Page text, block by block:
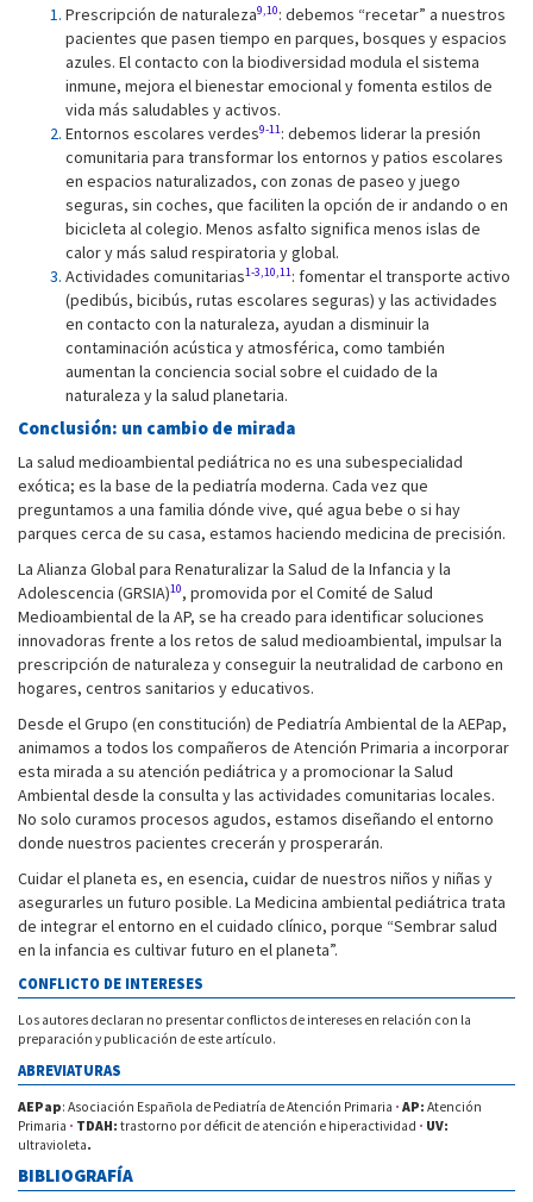
Prescripción de naturaleza9,10: debemos “recetar” a nuestros
pacientes que pasen tiempo en parques, bosques y espacios
azules. El contacto con la biodiversidad modula el sistema
inmune, mejora el bienestar emocional y fomenta estilos de
vida más saludables y activos.
Entornos escolares verdes9-11: debemos liderar la presión
comunitaria para transformar los entornos y patios escolares
en espacios naturalizados, con zonas de paseo y juego
seguras, sin coches, que faciliten la opción de ir andando o en
bicicleta al colegio. Menos asfalto significa menos islas de
calor y más salud respiratoria y global.
Actividades comunitarias1-3,10,11: fomentar el transporte activo
(pedibús, bicibús, rutas escolares seguras) y las actividades
en contacto con la naturaleza, ayudan a disminuir la
contaminación acústica y atmosférica, como también
aumentan la conciencia social sobre el cuidado de la
naturaleza y la salud planetaria.
Conclusión: un cambio de mirada
La salud medioambiental pediátrica no es una subespecialidad
exótica; es la base de la pediatría moderna. Cada vez que
preguntamos a una familia dónde vive, qué agua bebe o si hay
parques cerca de su casa, estamos haciendo medicina de precisión.
La Alianza Global para Renaturalizar la Salud de la Infancia y la
Adolescencia (GRSIA)10, promovida por el Comité de Salud
Medioambiental de la AP, se ha creado para identificar soluciones
innovadoras frente a los retos de salud medioambiental, impulsar la
prescripción de naturaleza y conseguir la neutralidad de carbono en
hogares, centros sanitarios y educativos.
Desde el Grupo (en constitución) de Pediatría Ambiental de la AEPap,
animamos a todos los compañeros de Atención Primaria a incorporar
esta mirada a su atención pediátrica y a promocionar la Salud
Ambiental desde la consulta y las actividades comunitarias locales.
No solo curamos procesos agudos, estamos diseñando el entorno
donde nuestros pacientes crecerán y prosperarán.
Cuidar el planeta es, en esencia, cuidar de nuestros niños y niñas y
asegurarles un futuro posible. La Medicina ambiental pediátrica trata
de integrar el entorno en el cuidado clínico, porque “Sembrar salud
en la infancia es cultivar futuro en el planeta”.
CONFLICTO DE INTERESES
Los autores declaran no presentar conflictos de intereses en relación con la
preparación y publicación de este artículo.
ABREVIATURAS
AEPap: Asociación Española de Pediatría de Atención Primaria · AP: Atención
Primaria · TDAH: trastorno por déficit de atención e hiperactividad · UV:
ultravioleta.
BIBLIOGRAFÍA